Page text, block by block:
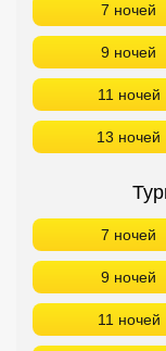
7 ночей
9 ночей
11 ночей
13 ночей
7 ночей
9 ночей
11 ночей